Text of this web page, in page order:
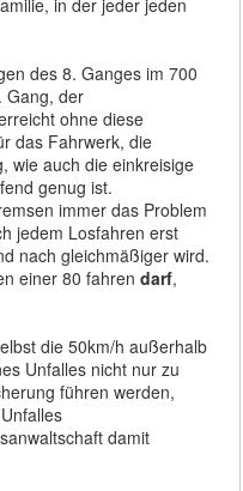
des 8. Ganges im 700
Gang, der
ohne diese
das Fahrwerk, die
wie auch die einkreisige
genug ist.
immer das Problem
jedem Losfahren erst
nach gleichmäßiger wird.
einer 80 fahrendarf,
die 50km/h außerhalb
Unfalles nicht nur zu
führen werden,
damit